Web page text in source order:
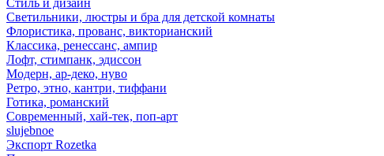
Стиль и дизайн
Светильники, люстры и бра для детской комнаты
Флористика, прованс, викторианский
Классика, ренессанс, ампир
Лофт, стимпанк, эдиссон
Модерн, ар-деко, нуво
Ретро, этно, кантри, тиффани
Готика, романский
Современный, хай-тек, поп-арт
slujebnoe
Экспорт Rozetka